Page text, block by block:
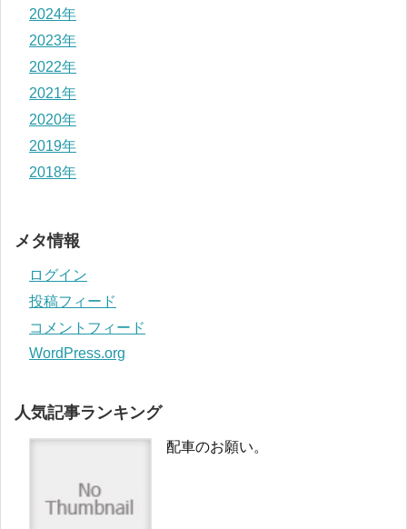
2024年
2023年
2022年
2021年
2020年
2019年
2018年
メタ情報
ログイン
投稿フィード
コメントフィード
WordPress.org
人気記事ランキング
配車のお願い。